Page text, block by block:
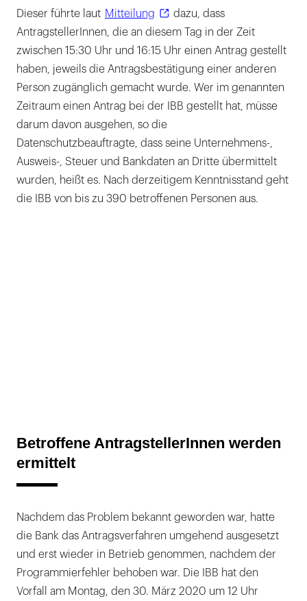
Dieser führte laut Mitteilung
dazu, dass
AntragstellerInnen, die an diesem Tag in der Zeit
zwischen 15:30 Uhr und 16:15 Uhr einen Antrag gestellt
haben, jeweils die Antragsbestätigung einer anderen
Person zugänglich gemacht wurde. Wer im genannten
Zeitraum einen Antrag bei der IBB gestellt hat, müsse
darum davon ausgehen, so die
Datenschutzbeauftragte, dass seine Unternehmens-,
Ausweis-, Steuer und Bankdaten an Dritte übermittelt
wurden, heißt es. Nach derzeitigem Kenntnisstand geht
die IBB von bis zu 390 betroffenen Personen aus.
Betroffene AntragstellerInnen werden
ermittelt
Nachdem das Problem bekannt geworden war, hatte
die Bank das Antragsverfahren umgehend ausgesetzt
und erst wieder in Betrieb genommen, nachdem der
Programmierfehler behoben war. Die IBB hat den
Vorfall am Montag, den 30. März 2020 um 12 Uhr